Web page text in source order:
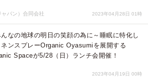
パン）合同会社 2023年04月28日 01時
んなの地球の明日の笑顔の為に～睡眠に特化し
ネンスプレーOrganic Oyasumiを展開する
Spaceが5/28（日）ランチ会開催！
2023年04月19日 00時